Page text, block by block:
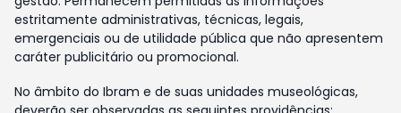
estritamente administrativas, técnicas, legais,
emergenciais ou de utilidade pública que não apresentem
caráter publicitário ou promocional.
No âmbito do Ibram e de suas unidades museológicas,